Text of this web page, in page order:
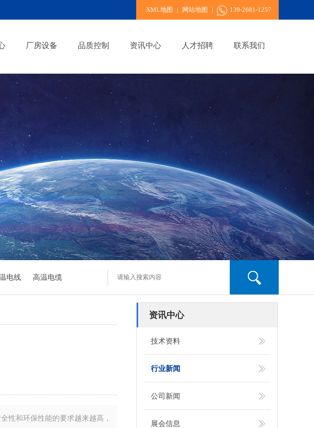
XML地图 | 网站地图 | 139-2681-1257
厂房设备 品质控制 资讯中心 人才招聘 联系我们
电线 高温电缆
性和环保性能的要求越来越高，
资讯中心
技术资料
行业新闻
公司新闻
展会信息